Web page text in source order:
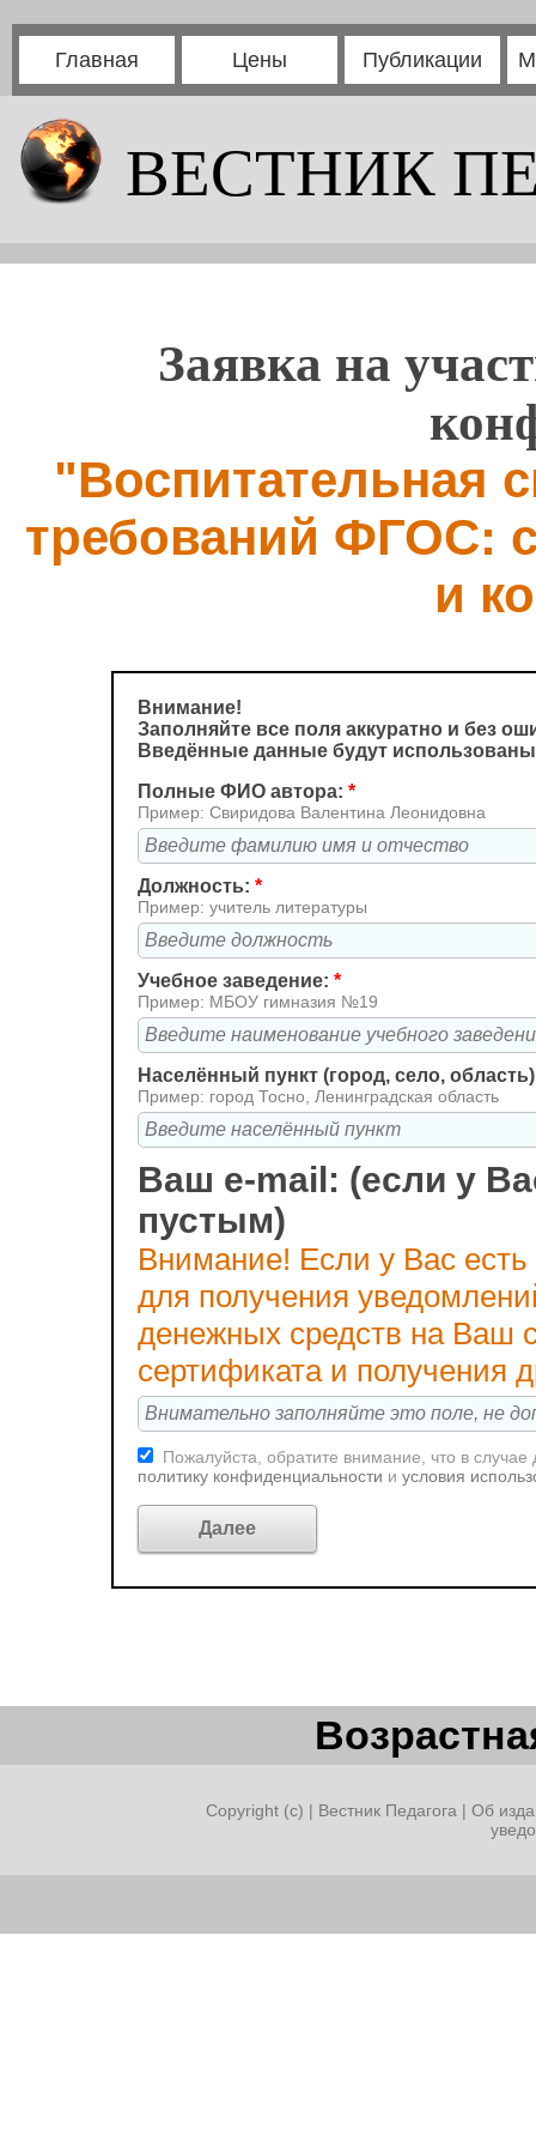
Главная Цены Публикации
ВЕСТНИК
Заявка на
"Воспитательная
требований ФГОС:
и
Внимание!
Заполняйте все поля аккуратно и без
Введённые данные будут
Полные ФИО автора: *
Пример: Свиридова Валентина Леонидовна
Должность: *
Пример: учитель литературы
Учебное заведение: *
Пример: МБОУ гимназия №19
Населённый пункт (город, село,
Пример: город Тосно, Ленинградская область
Ваш e-mail: (если у
пустым)
Внимание! Если у Вас
для получения
денежных средств на Ваш
сертификата и получения
Пожалуйста, обратите внимание, что в
политику конфиденциальности и условия
Copyright (c) | Вестник Педагога | Об